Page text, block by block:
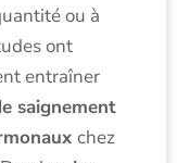
ou à
ont
entraîner
saignement
chez